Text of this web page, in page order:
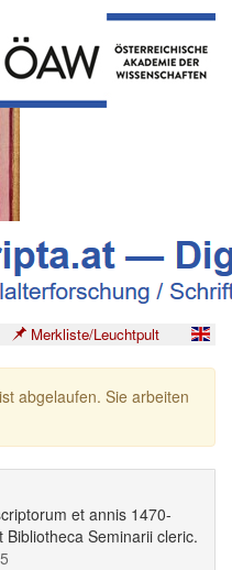
Merkliste/Leuchtpult
abgelaufen. Sie arbeiten
et annis 1470-
Seminarii cleric.